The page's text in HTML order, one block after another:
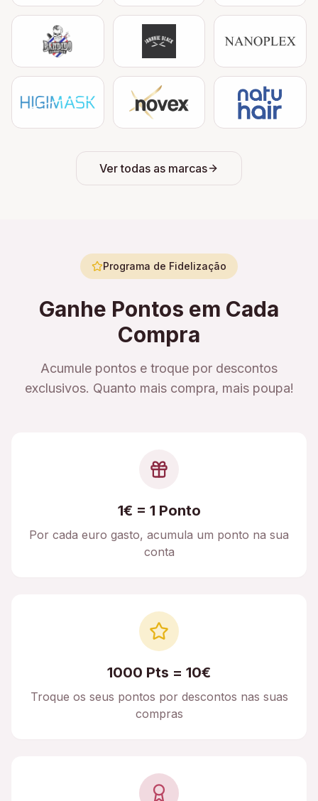
Ver todas as marcas
Programa de Fidelização
Ganhe Pontos em Cada
Compra
Acumule pontos e troque por descontos
exclusivos. Quanto mais compra, mais poupa!
1€ = 1 Ponto
Por cada euro gasto, acumula um ponto na sua
conta
1000 Pts = 10€
Troque os seus pontos por descontos nas suas
compras